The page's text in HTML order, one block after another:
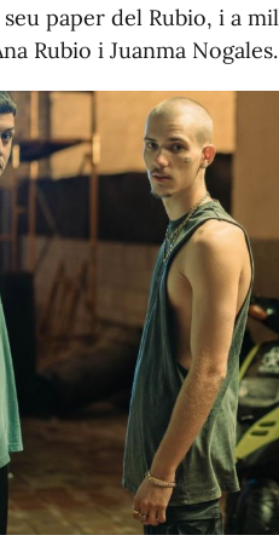
paper del Rubio, i a
Rubio i Juanma Nogales.